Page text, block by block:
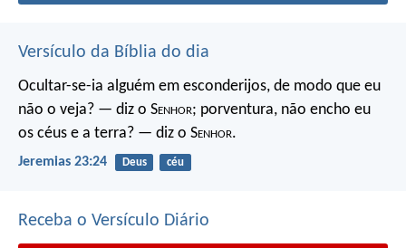
Versículo da Bíblia do dia
Ocultar-se-ia alguém em esconderijos, de modo que eu
não o veja? — diz o Senhor; porventura, não encho eu
os céus e a terra? — diz o Senhor.
Jeremias 23:24 Deus céu
Receba o Versículo Diário